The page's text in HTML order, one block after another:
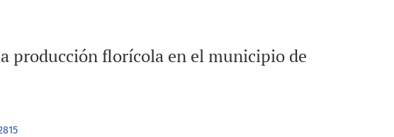
producción florícola en el municipio de